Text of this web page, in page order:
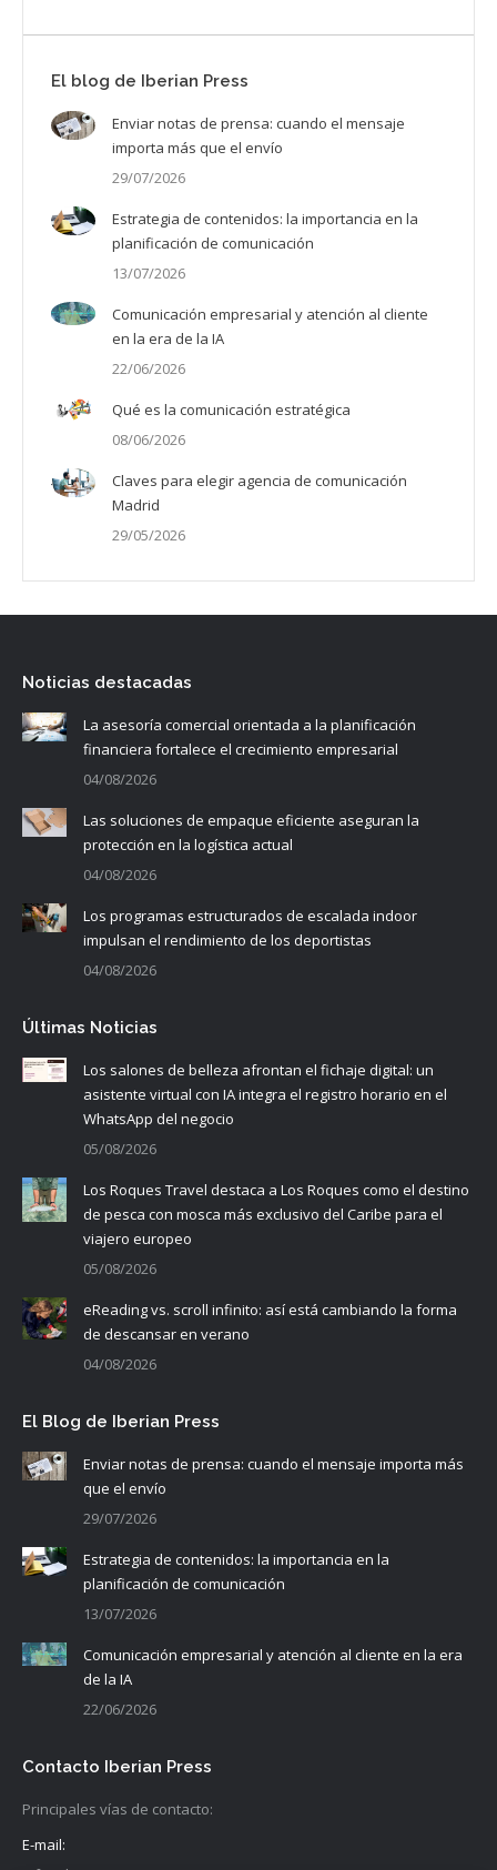
El blog de Iberian Press
Enviar notas de prensa: cuando el mensaje
importa más que el envío
29/07/2026
Estrategia de contenidos: la importancia en la
planificación de comunicación
13/07/2026
Comunicación empresarial y atención al cliente
en la era de la IA
22/06/2026
Qué es la comunicación estratégica
08/06/2026
Claves para elegir agencia de comunicación
Madrid
29/05/2026
Noticias destacadas
La asesoría comercial orientada a la planificación
financiera fortalece el crecimiento empresarial
04/08/2026
Las soluciones de empaque eficiente aseguran la
protección en la logística actual
04/08/2026
Los programas estructurados de escalada indoor
impulsan el rendimiento de los deportistas
04/08/2026
Últimas Noticias
Los salones de belleza afrontan el fichaje digital: un
asistente virtual con IA integra el registro horario en el
WhatsApp del negocio
05/08/2026
Los Roques Travel destaca a Los Roques como el destino
de pesca con mosca más exclusivo del Caribe para el
viajero europeo
05/08/2026
eReading vs. scroll infinito: así está cambiando la forma
de descansar en verano
04/08/2026
El Blog de Iberian Press
Enviar notas de prensa: cuando el mensaje importa más
que el envío
29/07/2026
Estrategia de contenidos: la importancia en la
planificación de comunicación
13/07/2026
Comunicación empresarial y atención al cliente en la era
de la IA
22/06/2026
Contacto Iberian Press
Principales vías de contacto:
E-mail: